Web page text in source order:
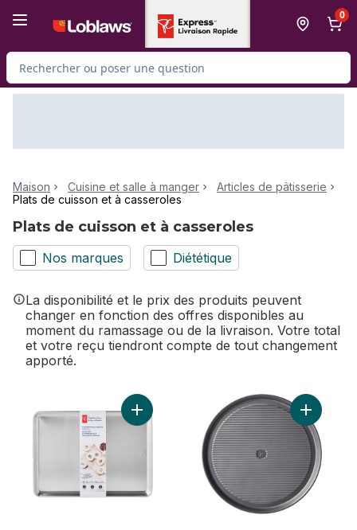
0
Rechercher des produits
Maison Cuisine et salle à manger
Articles de pâtisserie
Plats de cuisson et à casseroles
Plats de cuisson et à casseroles
Nos marques Diététique
La disponibilité et le prix des produits peuvent
changer en fonction des offres disponibles au
moment du ramassage ou de la livraison. Votre total
et votre reçu tiendront compte de tout changement
apporté.
Ajouter 2 plaques de cuisson enAjouter